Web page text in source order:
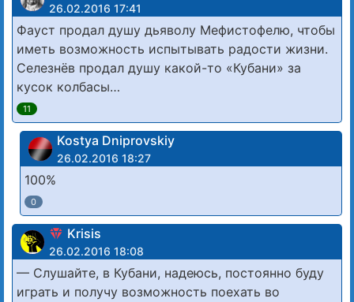
26.02.2016 17:41
Фауст продал душу дьяволу Мефистофелю, чтобы
иметь возможность испытывать радости жизни.
Селезнёв продал душу какой-то «Кубани» за
кусок колбасы…
11
Kostya Dniprovskiy
26.02.2016 18:27
100%
0
Krisis
26.02.2016 18:08
— Слушайте, в Кубани, надеюсь, постоянно буду
играть и получу возможность поехать во